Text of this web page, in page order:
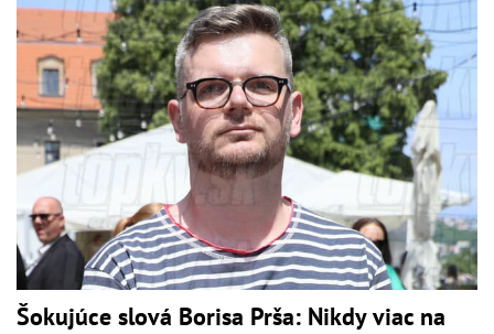
Šokujúce slová Borisa Prša: Nikdy viac na